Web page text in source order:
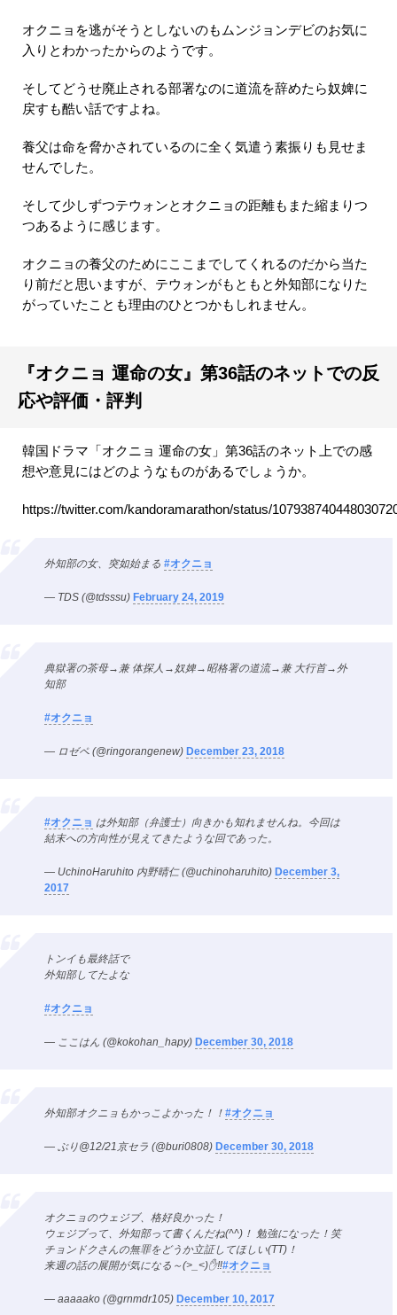
オクニョを逃がそうとしないのもムンジョンデビのお気に
入りとわかったからのようです。
そしてどうせ廃止される部署なのに道流を辞めたら奴婢に
戻すも酷い話ですよね。
養父は命を脅かされているのに全く気遣う素振りも見せま
せんでした。
そして少しずつテウォンとオクニョの距離もまた縮まりつ
つあるように感じます。
オクニョの養父のためにここまでしてくれるのだから当た
り前だと思いますが、テウォンがもともと外知部になりた
がっていたことも理由のひとつかもしれません。
『オクニョ 運命の女』第36話のネットでの反
応や評価・評判
韓国ドラマ「オクニョ 運命の女」第36話のネット上での感
想や意見にはどのようなものがあるでしょうか。
https://twitter.com/kandoramarathon/status/
外知部の女、突如始まる #オクニョ
— TDS (@tdsssu) February 24, 2019
典獄署の茶母→兼 体探人→奴婢→昭格署の道流→兼 大行首→外
知部
#オクニョ
— ロゼペ (@ringorangenew) December 23, 2018
#オクニョ は外知部（弁護士）向きかも知れませんね。今回は
結末への方向性が見えてきたような回であった。
— UchinoHaruhito 内野晴仁 (@uchinoharuhito) December 3,
2017
トンイも最終話で
外知部してたよな
#オクニョ
— ここはん (@kokohan_hapy) December 30, 2018
外知部オクニョもかっこよかった！！ #オクニョ
— ぶり@12/21京セラ (@buri0808) December 30, 2018
オクニョのウェジブ、格好良かった！
ウェジブって、外知部って書くんだね(^^)！ 勉強になった！笑
チョンドクさんの無罪をどうか立証してほしい(TT)！
来週の話の展開が気になる～(>_<)✋‼#オクニョ
— aaaaako (@grnmdr105) December 10, 2017